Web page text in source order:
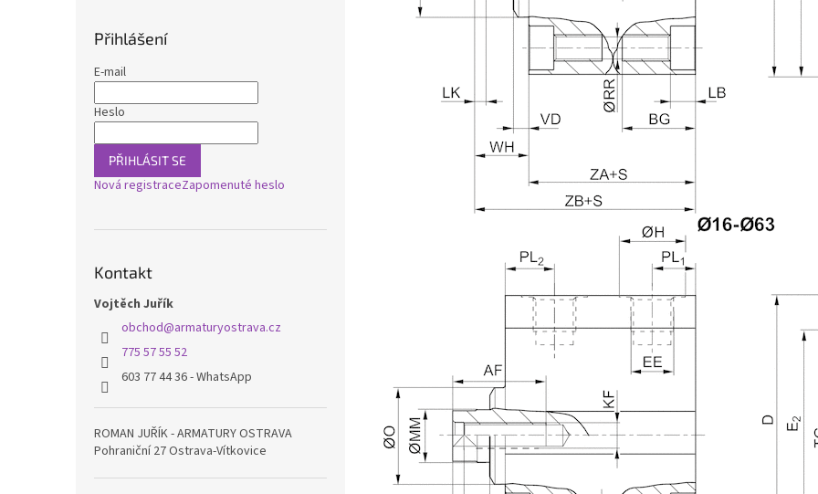
Přihlášení
E-mail
Heslo
PŘIHLÁSIT SE
Nová registraceZapomenuté heslo
Kontakt
Vojtěch Juřík
obchod@armaturyostrava.cz
775 57 55 52
603 77 44 36 - WhatsApp
ROMAN JUŘÍK - ARMATURY OSTRAVA
Pohraniční 27 Ostrava-Vítkovice